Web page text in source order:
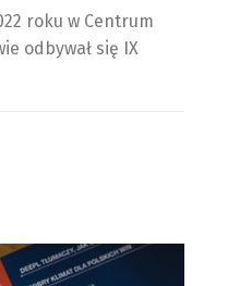
roku w Centrum
odbywał się IX